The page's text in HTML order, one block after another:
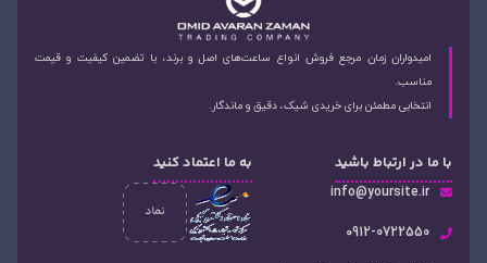
امیدواران زمان مرجع فروش انواع ساعت‌های اصل و برند، با تضمین کیفیت و قیمت
مناسب.
انتخابی مطمئن برای خریدی شیک، دقیق و ماندگار.
با ما در ارتباط باشید
info@yoursite.ir
۰912-0722550
به ما اعتماد کنید